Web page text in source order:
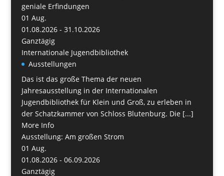
geniale Erfindungen
01 Aug.
01.08.2026 - 31.10.2026
Ganztägig
Internationale Jugendbibliothek
Ausstellungen
Das ist das große Thema der neuen
Jahresausstellung in der Internationalen
Jugendbibliothek für Klein und Groß, zu erleben in
der Schatzkammer von Schloss Blutenburg. Die [...]
More Info
Ausstellung: Am großen Strom
01 Aug.
01.08.2026 - 06.09.2026
Ganztägig